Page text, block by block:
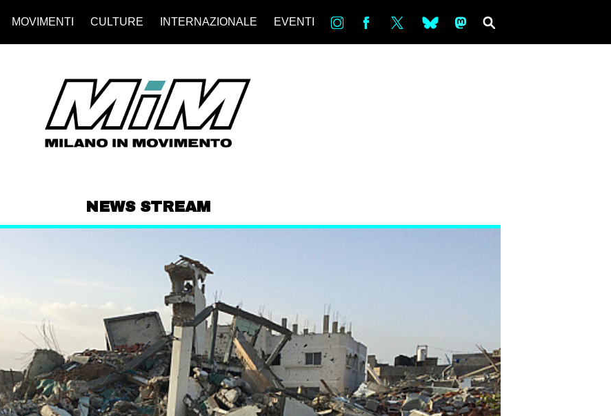
MOVIMENTI CULTURE INTERNAZIONALE EVENTI in bsky ms
NEWS STREAM